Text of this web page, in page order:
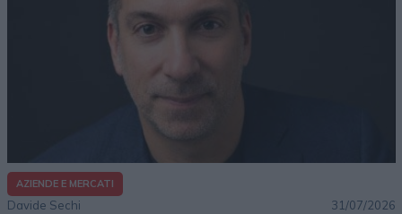
AZIENDE E MERCATI
Davide Sechi 31/07/2026